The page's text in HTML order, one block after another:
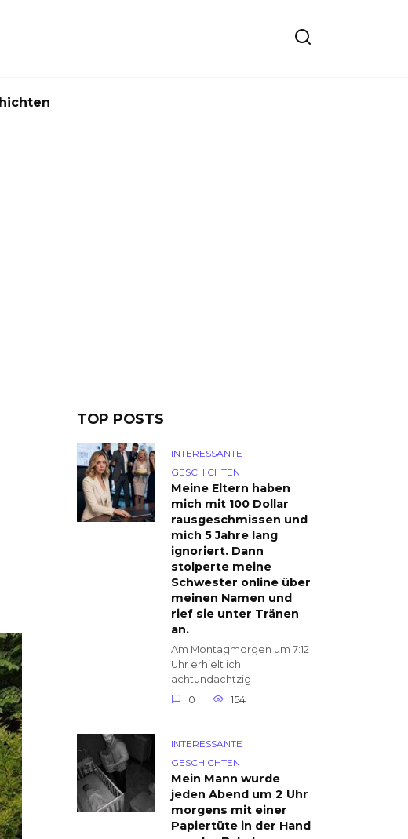
TOP POSTS
INTERESSANTE
GESCHICHTEN
Meine Eltern haben
mich mit 100 Dollar
rausgeschmissen und
mich 5 Jahre lang
ignoriert. Dann
stolperte meine
Schwester online über
meinen Namen und
rief sie unter Tränen
an.
Am Montagmorgen um 7:12
Uhr erhielt ich
achtundachtzig
0
154
INTERESSANTE
GESCHICHTEN
Mein Mann wurde
jeden Abend um 2 Uhr
morgens mit einer
Papiertüte in der Hand